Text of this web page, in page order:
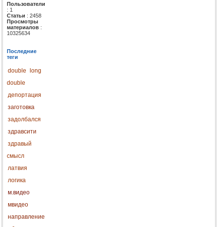
Пользователи
: 1
Статьи : 2458
Просмотры
материалов :
10325634
Последние
теги
double
long
double
депортация
заготовка
задолбался
здравсити
здравый
смысл
латвия
логика
м.видео
мвидео
направление